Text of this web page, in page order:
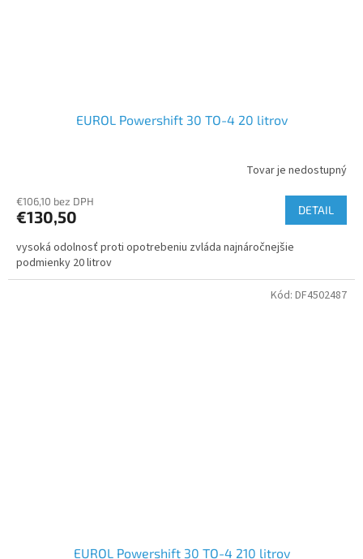
EUROL Powershift 30 TO-4 20 litrov
Tovar je nedostupný
€106,10 bez DPH
€130,50 DETAIL
vysoká odolnosť proti opotrebeniu zvláda najnáročnejšie
podmienky 20 litrov
EUROL Powershift 30 TO-4 210 litrov
Kód: DF4502487